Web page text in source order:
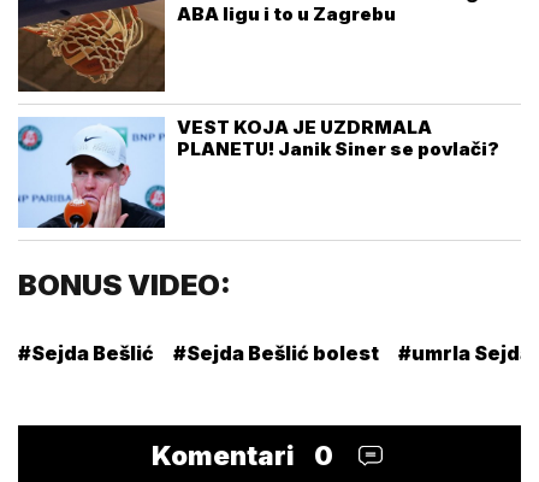
ABA ligu i to u Zagrebu
VEST KOJA JE UZDRMALA
PLANETU! Janik Siner se povlači?
BONUS VIDEO:
#Sejda Bešlić #Sejda Bešlić bolest #umrla Sejda
Komentari 0